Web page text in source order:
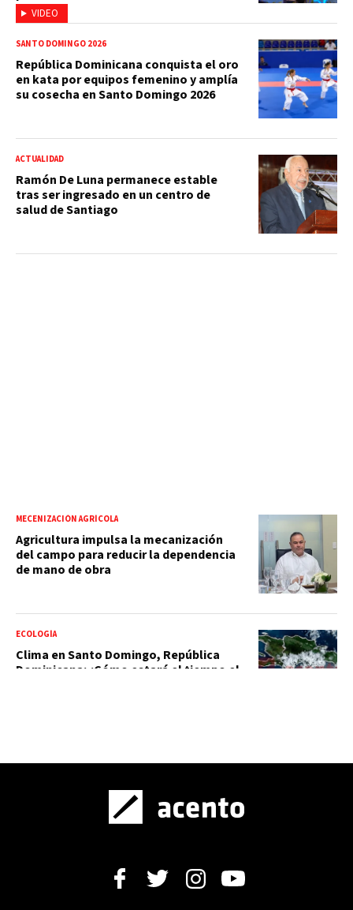
VIDEO
SANTO DOMINGO 2026
República Dominicana conquista el oro
en kata por equipos femenino y amplía
su cosecha en Santo Domingo 2026
ACTUALIDAD
Ramón De Luna permanece estable
tras ser ingresado en un centro de
salud de Santiago
MECENIZACIÓN AGRÍCOLA
Agricultura impulsa la mecanización
del campo para reducir la dependencia
de mano de obra
ECOLOGÍA
Clima en Santo Domingo, República
Dominicana: ¿Cómo estará el tiempo el
Sociedad Dominicana de Neurología no